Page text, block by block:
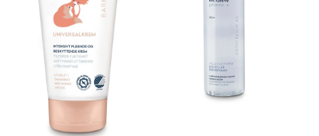
med allergi eller sensitiv hud.
Egenskaper